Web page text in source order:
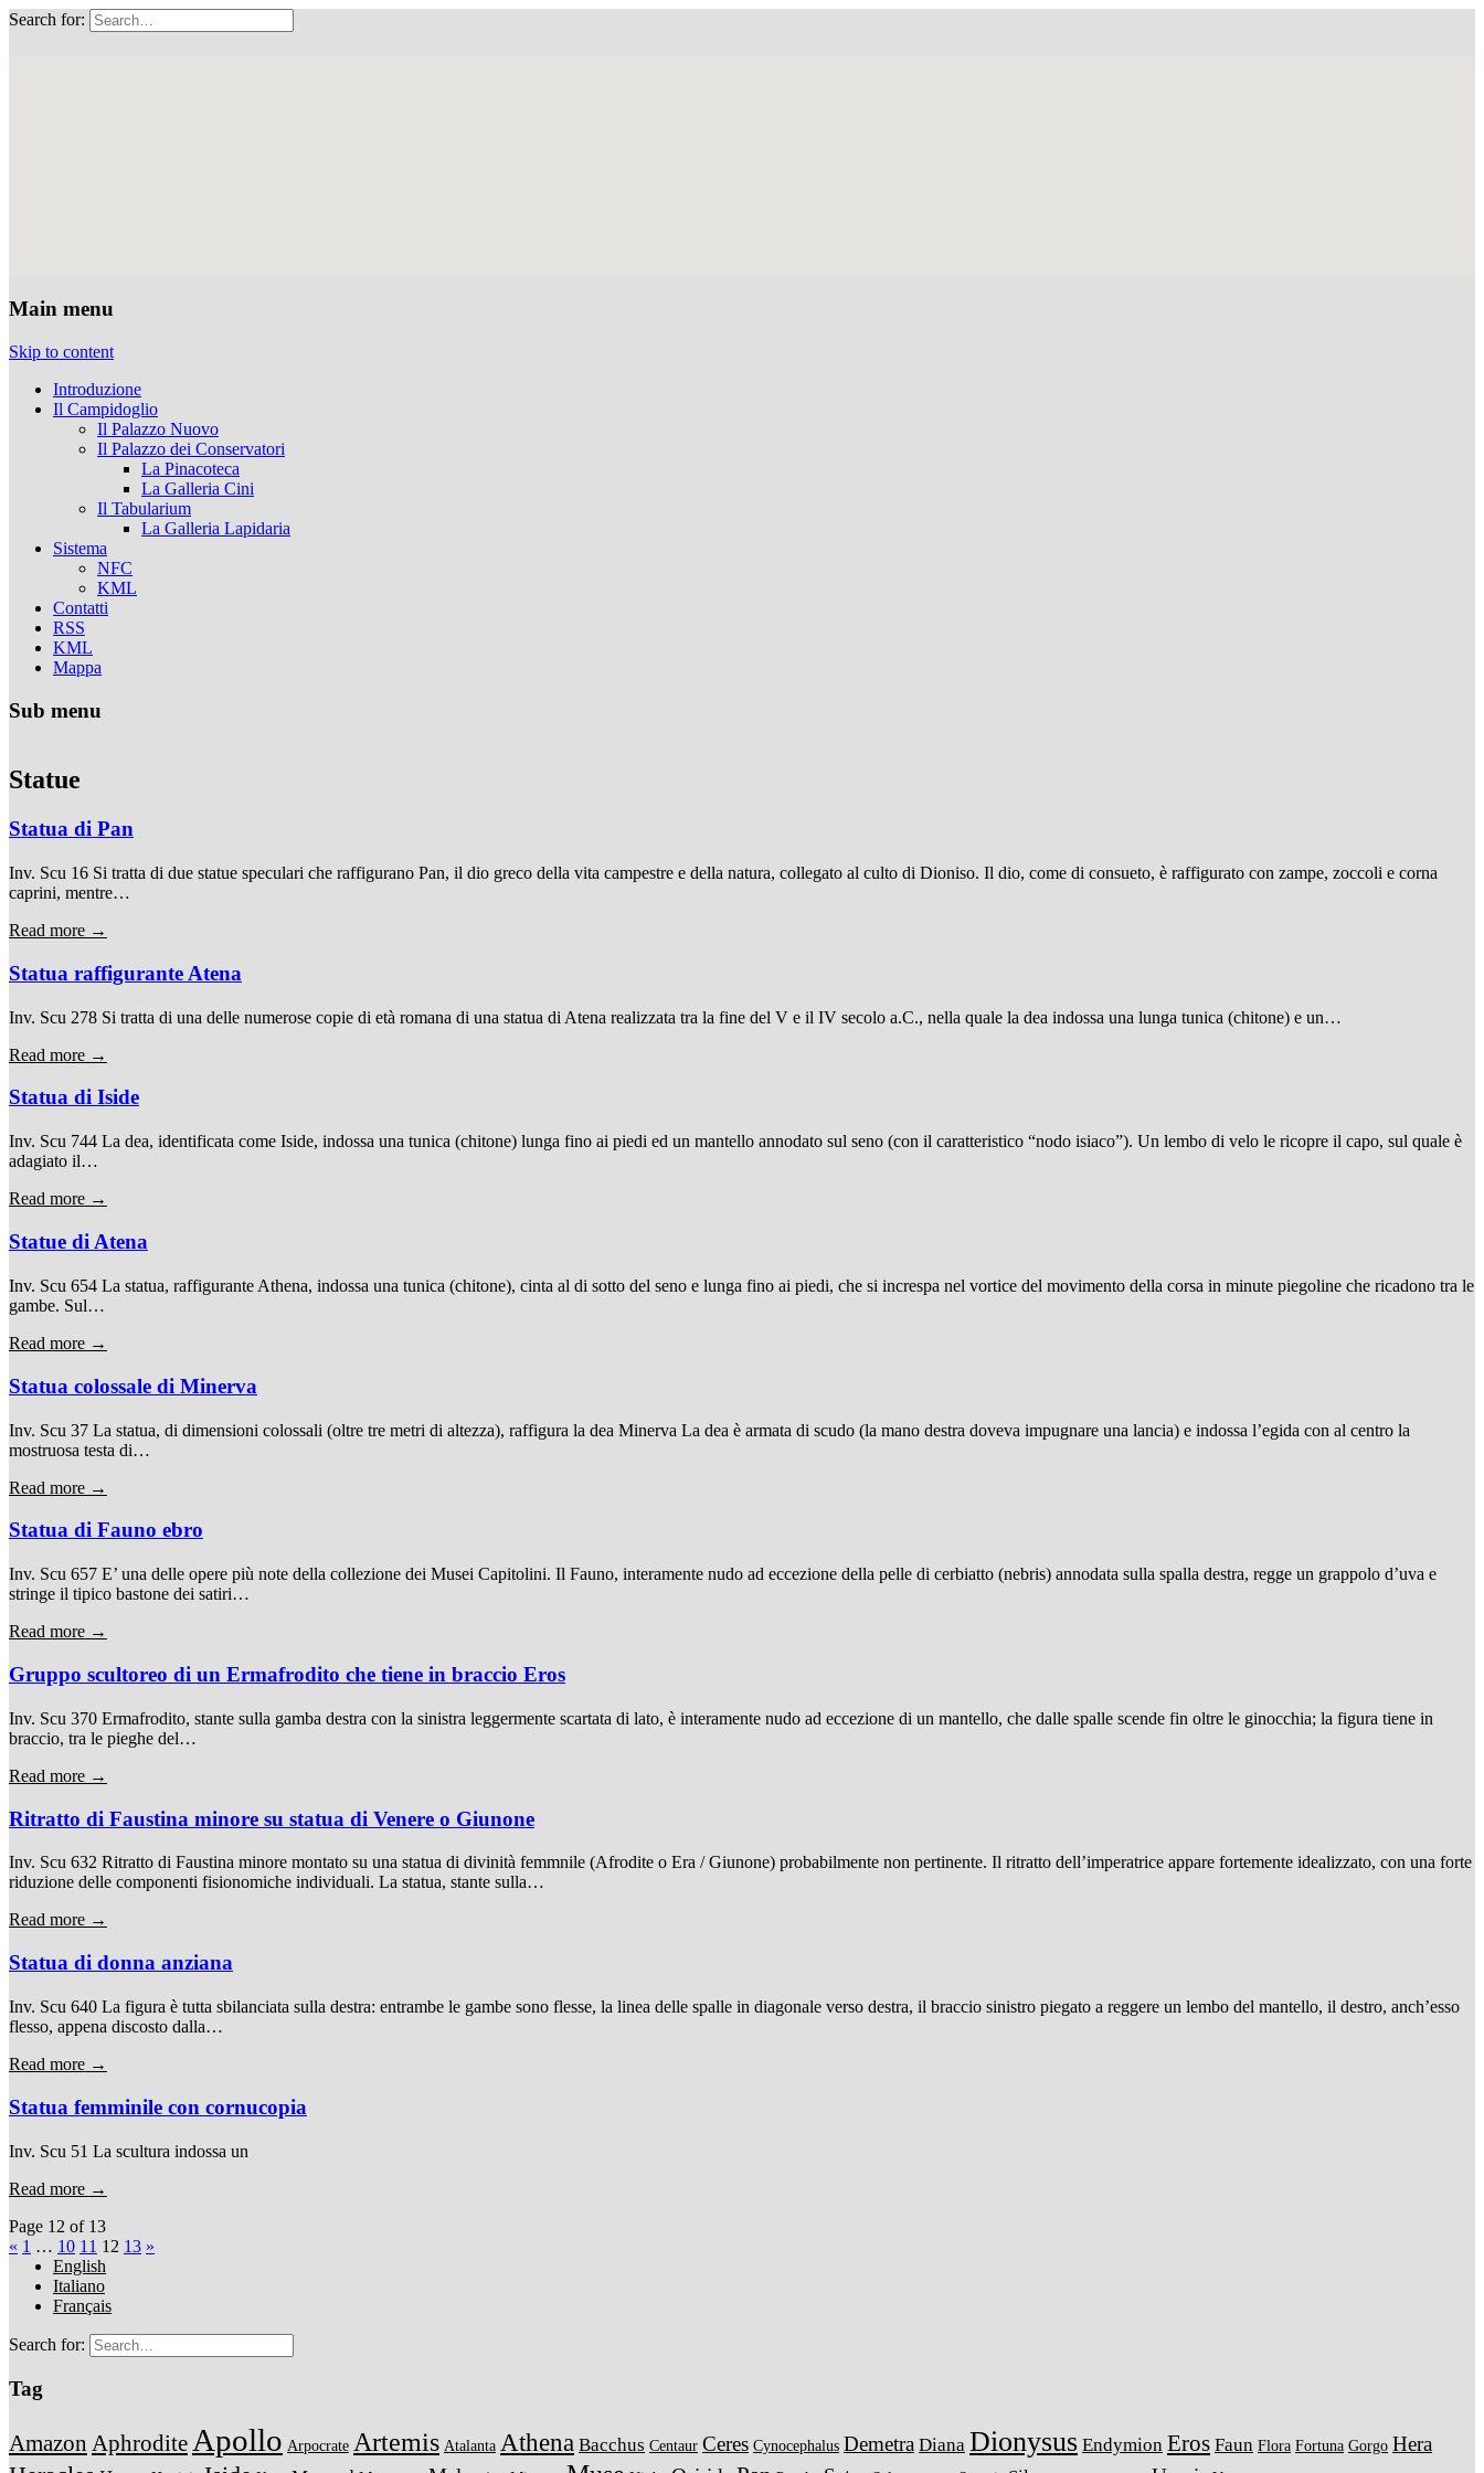
Search for:
Main menu
Skip to content
Introduzione
Il Campidoglio
Il Palazzo Nuovo
Il Palazzo dei Conservatori
La Pinacoteca
La Galleria Cini
Il Tabularium
La Galleria Lapidaria
Sistema
NFC
KML
Contatti
RSS
KML
Mappa
Sub menu
Statue
Statua di Pan
Inv. Scu 16 Si tratta di due statue speculari che raffigurano Pan, il dio greco della vita campestre e della natura, collegato al culto di Dioniso. Il dio, come di consueto, è raffigurato con zampe, zoccoli e corna
caprini, mentre…
Read more →
Statua raffigurante Atena
Inv. Scu 278 Si tratta di una delle numerose copie di età romana di una statua di Atena realizzata tra la fine del V e il IV secolo a.C., nella quale la dea indossa una lunga tunica (chitone) e un…
Read more →
Statua di Iside
Inv. Scu 744 La dea, identificata come Iside, indossa una tunica (chitone) lunga fino ai piedi ed un mantello annodato sul seno (con il caratteristico “nodo isiaco”). Un lembo di velo le ricopre il capo, sul quale è
adagiato il…
Read more →
Statue di Atena
Inv. Scu 654 La statua, raffigurante Athena, indossa una tunica (chitone), cinta al di sotto del seno e lunga fino ai piedi, che si increspa nel vortice del movimento della corsa in minute piegoline che ricadono tra le
gambe. Sul…
Read more →
Statua colossale di Minerva
Inv. Scu 37 La statua, di dimensioni colossali (oltre tre metri di altezza), raffigura la dea Minerva La dea è armata di scudo (la mano destra doveva impugnare una lancia) e indossa l’egida con al centro la
mostruosa testa di…
Read more →
Statua di Fauno ebro
Inv. Scu 657 E’ una delle opere più note della collezione dei Musei Capitolini. Il Fauno, interamente nudo ad eccezione della pelle di cerbiatto (nebris) annodata sulla spalla destra, regge un grappolo d’uva e
stringe il tipico bastone dei satiri…
Read more →
Gruppo scultoreo di un Ermafrodito che tiene in braccio Eros
Inv. Scu 370 Ermafrodito, stante sulla gamba destra con la sinistra leggermente scartata di lato, è interamente nudo ad eccezione di un mantello, che dalle spalle scende fin oltre le ginocchia; la figura tiene in
braccio, tra le pieghe del…
Read more →
Ritratto di Faustina minore su statua di Venere o Giunone
Inv. Scu 632 Ritratto di Faustina minore montato su una statua di divinità femmnile (Afrodite o Era / Giunone) probabilmente non pertinente. Il ritratto dell’imperatrice appare fortemente idealizzato, con una forte
riduzione delle componenti fisionomiche individuali. La statua, stante sulla…
Read more →
Statua di donna anziana
Inv. Scu 640 La figura è tutta sbilanciata sulla destra: entrambe le gambe sono flesse, la linea delle spalle in diagonale verso destra, il braccio sinistro piegato a reggere un lembo del mantello, il destro, anch’esso
flesso, appena discosto dalla…
Read more →
Statua femminile con cornucopia
Inv. Scu 51 La scultura indossa un
Read more →
Page 12 of 13
« 1 … 10 11 12 13 »
English
Italiano
Français
Search for:
Tag
Amazon Aphrodite Apollo Arpocrate Artemis Atalanta Athena Bacchus Centaur Ceres Cynocephalus Demetra Diana Dionysus Endymion Eros Faun Flora Fortuna Gorgo Hera